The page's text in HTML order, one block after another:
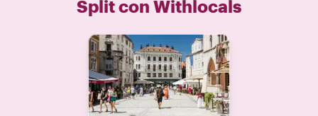
Split con Withlocals